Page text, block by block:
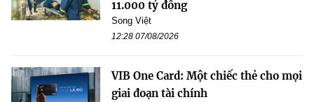
11.000 tỷ đồng
Song Việt
12:28 07/08/2026
VIB One Card: Một chiếc thẻ cho mọi
giai đoạn tài chính